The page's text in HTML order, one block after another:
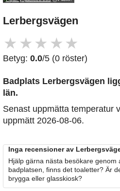
Lerbergsvägen
★ ★ ★ ★ ★
Betyg: 0.0/5 (0 röster)
Badplats Lerbergsvägen
län.
Senast uppmätta temperatur
uppmätt 2026-08-06.
Inga recensioner av
Hjälp gärna nästa besökare genom
badplatsen, finns det toaletter? Är
brygga eller glasskiosk?